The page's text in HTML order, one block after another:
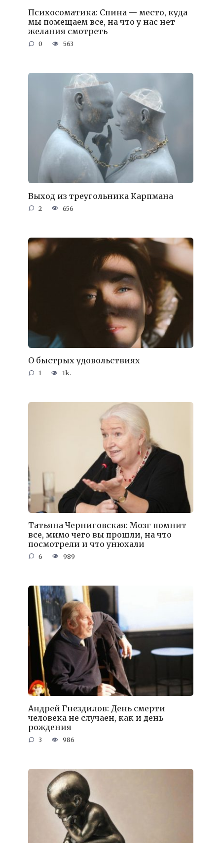
Психосоматика: Спина — место, куда
мы помещаем все, на что у нас нет
желания смотреть
0 563
Выход из треугольника Карпмана
2 656
О быстрых удовольствиях
1 1k.
Татьяна Черниговская: Мозг помнит
все, мимо чего вы прошли, на что
посмотрели и что унюхали
6 989
Андрей Гнездилов: День смерти
человека не случаен, как и день
рождения
3 986